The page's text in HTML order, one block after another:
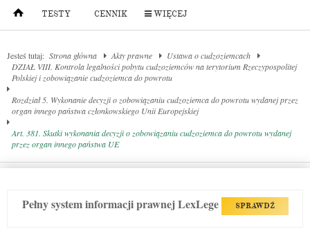
TESTY CENNIK WIĘCEJ
Jesteś tutaj: Strona główna Akty prawne
Ustawa o cudzoziemcach
DZIAŁ VIII. Kontrola legalności pobytu cudzoziemców na terytorium Rzeczypospolitej
Polskiej i zobowiązanie cudzoziemca do powrotu
Rozdział 5. Wykonanie decyzji o zobowiązaniu cudzoziemca do powrotu wydanej przez
organ innego państwa członkowskiego Unii Europejskiej
Art. 381. Skutki wykonania decyzji o zobowiązaniu cudzoziemca do powrotu wydanej
przez organ innego państwa UE
Pełny system informacji prawnej LexLege SPRAWDŹ